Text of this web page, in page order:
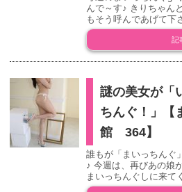
んで～す♪ きりちゃん
もそう呼んであげて下
記
謎の美女が「
ちんぐ！」【
館 364】
誰もが「まいっちんぐ
♪ 今週は、再びあの娘
まいっちんぐしに来て